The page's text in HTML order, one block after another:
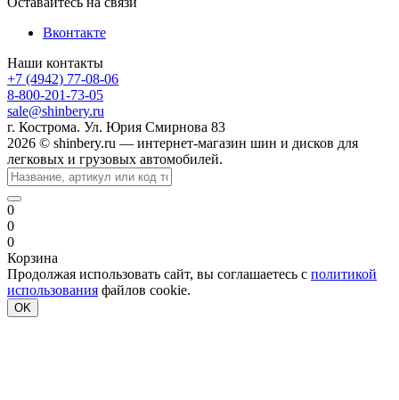
Вконтакте
Наши контакты
+7 (4942) 77-08-06
8-800-201-73-05
sale@shinbery.ru
г. Кострома. Ул. Юрия Смирнова 83
2026 © shinbery.ru — интернет-магазин шин и дисков для
легковых и грузовых автомобилей.
0
0
0
Корзина
Продолжая использовать сайт, вы соглашаетесь с политикой
использования файлов cookie.
OK